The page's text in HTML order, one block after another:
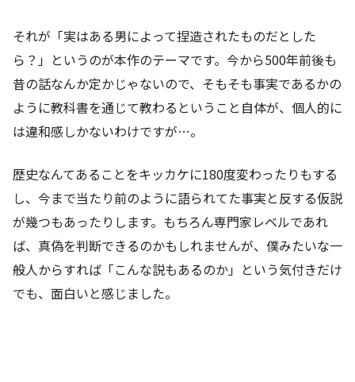
それが「実はある男によって捏造されたものだとした
ら？」というのが本作のテーマです。今から500年前後も
昔の話なんか定かじゃないので、そもそも事実であるかの
ように教科書を通じて教わるということ自体が、個人的に
は違和感しかないわけですが…。
歴史なんてあることをキッカケに180度変わったりもする
し、今まで当たり前のように語られてた事実と反する仮説
が幾つもあったりします。もちろん専門家レベルであれ
ば、真偽を判断できるのかもしれませんが、僕みたいな一
般人からすれば「こんな説もあるのか」という気付きだけ
でも、面白いと感じました。